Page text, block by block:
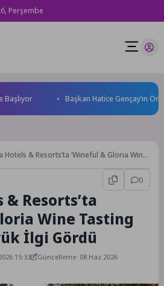
Perşembe
Başkan Hatice Gençay’ın
Hotels & Resorts’ta ‘Wineful & Gloria Wine
0
Resorts’ta
Wine Tasting
İlgi Gördü
15:33
Güncelleme: 08 Haz 2026